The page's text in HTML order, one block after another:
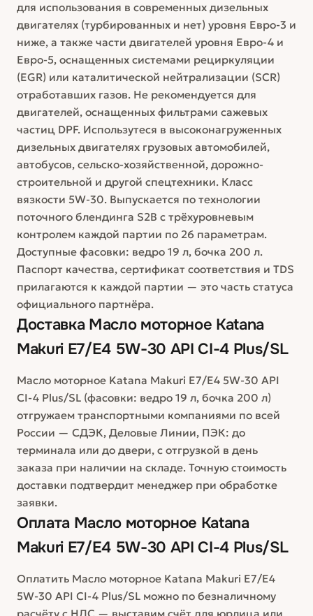
для использования в современных дизельных
двигателях (турбированных и нет) уровня Евро-3 и
ниже, а также части двигателей уровня Евро-4 и
Евро-5, оснащенных системами рециркуляции
(EGR) или каталитической нейтрализации (SCR)
отработавших газов. Не рекомендуется для
двигателей, оснащенных фильтрами сажевых
частиц DPF. Использутеся в высоконагруженных
дизельных двигателях грузовых автомобилей,
автобусов, сельско-хозяйственной, дорожно-
строительной и другой спецтехники. Класс
вязкости 5W-30. Выпускается по технологии
поточного блендинга S2B с трёхуровневым
контролем каждой партии по 26 параметрам.
Доступные фасовки: ведро 19 л, бочка 200 л.
Паспорт качества, сертификат соответствия и TDS
прилагаются к каждой партии — это часть статуса
официального партнёра.
Доставка Масло моторное Katana
Makuri E7/E4 5W-30 API CI-4 Plus/SL
Масло моторное Katana Makuri E7/E4 5W-30 API
CI-4 Plus/SL (фасовки: ведро 19 л, бочка 200 л)
отгружаем транспортными компаниями по всей
России — СДЭК, Деловые Линии, ПЭК: до
терминала или до двери, с отгрузкой в день
заказа при наличии на складе. Точную стоимость
доставки подтвердит менеджер при обработке
заявки.
Оплата Масло моторное Katana
Makuri E7/E4 5W-30 API CI-4 Plus/SL
Оплатить Масло моторное Katana Makuri E7/E4
5W-30 API CI-4 Plus/SL можно по безналичному